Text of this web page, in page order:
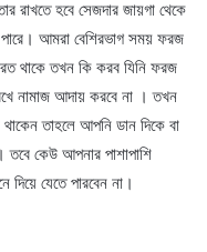
রাখতে হবে সেজদার জায়গা থেকে
আমরা বেশিরভাগ সময় ফরজ
থাকে তখন কি করব যিনি ফরজ
নামাজ আদায় করবে না । তখন
তাহলে আপনি ডান দিকে বা
তবে কেউ আপনার পাশাপাশি
দিয়ে যেতে পারবেন না।